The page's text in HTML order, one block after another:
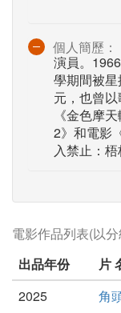
個人簡歷：
演員。
學期間被
元，也曾
《金色摩
2》和電影
入禁止：梧
電影作品列表(以
出品年份
片
2025
角